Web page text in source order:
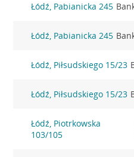
Łódź, Pabianicka 245
Łódź, Pabianicka 245
Łódź, Piłsudskiego 15/23
Łódź, Piłsudskiego 15/23
Łódź, Piotrkowska
103/105